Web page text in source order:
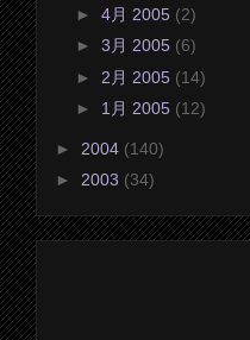
► 4月 2005 (2)
► 3月 2005 (6)
► 2月 2005 (14)
► 1月 2005 (12)
► 2004 (140)
► 2003 (34)